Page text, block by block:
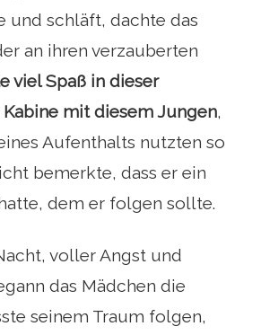
und schläft, dachte das
an ihren verzauberten
viel Spaß in dieser
mit diesem Jungen,
Aufenthalts nutzten so
bemerkte, dass er ein
dem er folgen sollte.
voller Angst und
das Mädchen die
seinem Traum folgen,